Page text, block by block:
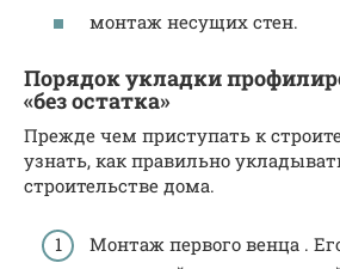
монтаж несущих стен.
Порядок укладки
«без остатка»
Прежде чем приступать к
узнать, как правильно
строительстве дома.
Монтаж первого венца .